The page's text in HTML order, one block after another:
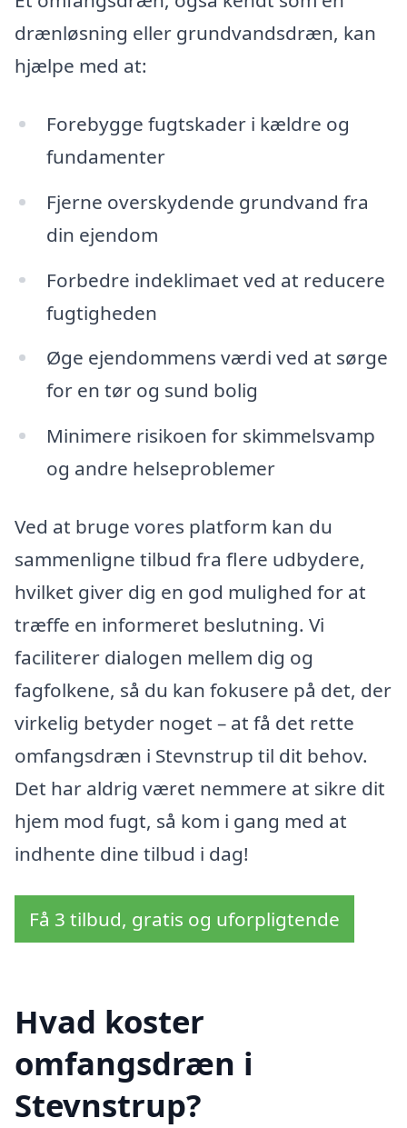
drænløsning eller grundvandsdræn, kan
hjælpe med at:
Forebygge fugtskader i kældre og
fundamenter
Fjerne overskydende grundvand fra
din ejendom
Forbedre indeklimaet ved at reducere
fugtigheden
Øge ejendommens værdi ved at sørge
for en tør og sund bolig
Minimere risikoen for skimmelsvamp
og andre helseproblemer
Ved at bruge vores platform kan du
sammenligne tilbud fra flere udbydere,
hvilket giver dig en god mulighed for at
træffe en informeret beslutning. Vi
faciliterer dialogen mellem dig og
fagfolkene, så du kan fokusere på det, der
virkelig betyder noget – at få det rette
omfangsdræn i Stevnstrup til dit behov.
Det har aldrig været nemmere at sikre dit
hjem mod fugt, så kom i gang med at
indhente dine tilbud i dag!
Få 3 tilbud, gratis og uforpligtende
Hvad koster
omfangsdræn i
Stevnstrup?